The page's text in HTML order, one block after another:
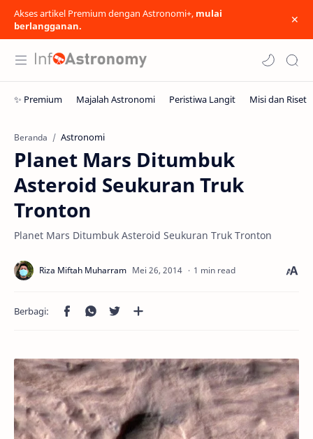
Akses artikel Premium dengan Astronomi+, mulai
berlangganan.
Beranda Astronomi
Planet Mars Ditumbuk
Asteroid Seukuran Truk
Tronton
Planet Mars Ditumbuk Asteroid Seukuran Truk Tronton
1 min read